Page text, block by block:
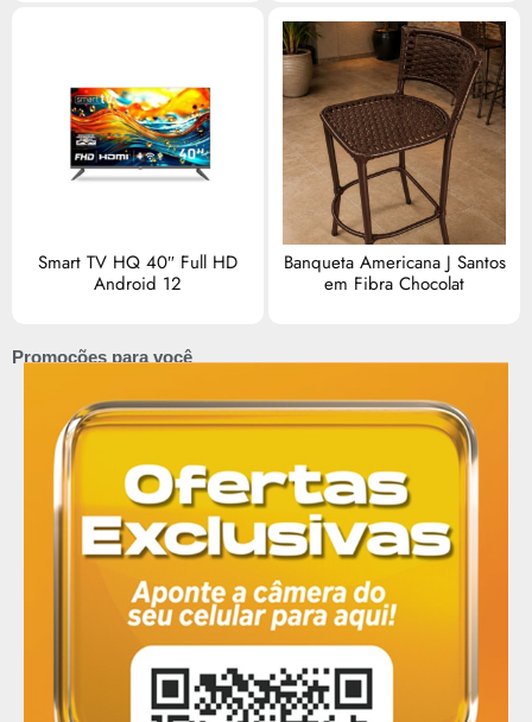
Smart TV HQ 40″ Full HD
Android 12
Banqueta Americana J Santos
em Fibra Chocolat
Promoções para você